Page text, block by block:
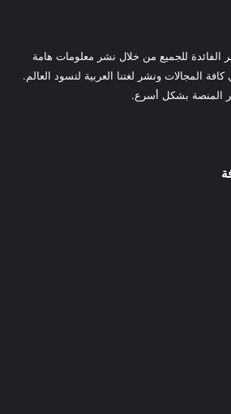
للجميع من خلال نشر معلومات هامة
المجالات ونشر لغتنا العربية لتسود العالم.
المنصة بشكل أسرع.